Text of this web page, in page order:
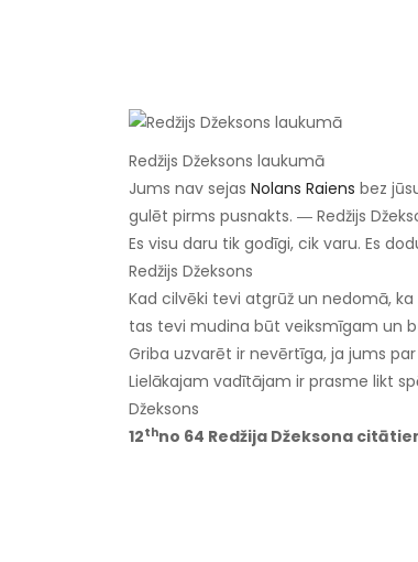
Redžijs Džeksons laukumā
Jums nav sejas Nolans Raiens bez
gulēt pirms pusnakts. ― Redžijs
Es visu daru tik godīgi, cik varu. Es
Redžijs Džeksons
Kad cilvēki tevi atgrūž un nedomā,
tas tevi mudina būt veiksmīgam un
Griba uzvarēt ir nevērtīga, ja jums
Lielākajam vadītājam ir prasme likt
Džeksons
12thno 64 Redžija Džeksona